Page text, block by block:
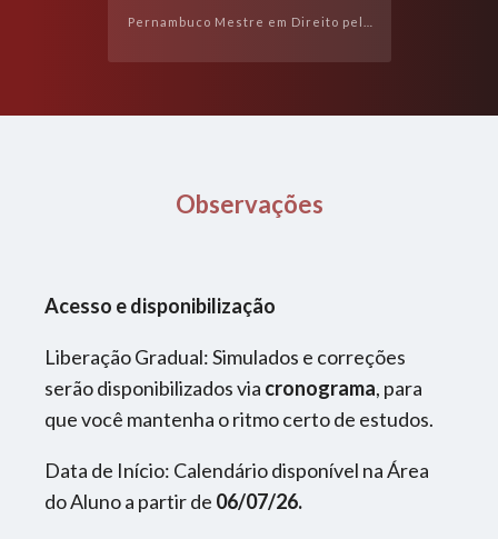
Pernambuco Mestre em Direito pela
Observações
Acesso e disponibilização
Liberação Gradual: Simulados e correções
serão disponibilizados via cronograma, para
que você mantenha o ritmo certo de estudos.
Data de Início: Calendário disponível na Área
do Aluno a partir de 06/07/26.